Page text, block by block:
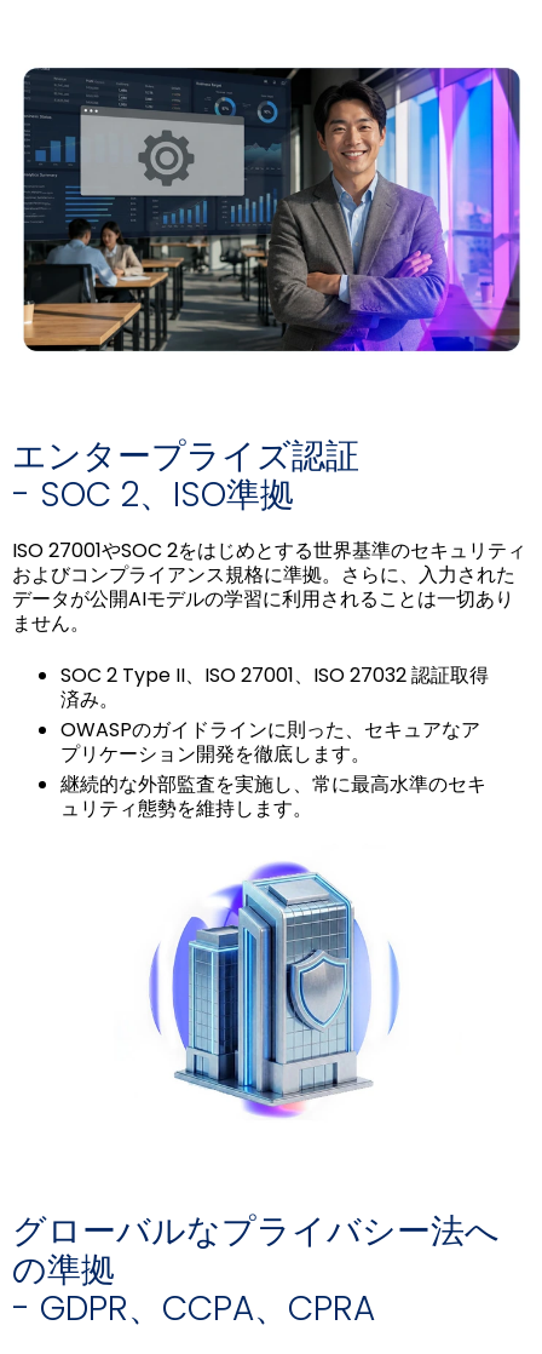
エンタープライズ認証
- SOC 2、ISO準拠
ISO 27001やSOC 2をはじめとする世界基準のセキュリティ
およびコンプライアンス規格に準拠。さらに、入力された
データが公開AIモデルの学習に利用されることは一切あり
ません。
SOC 2 Type II、ISO 27001、ISO 27032 認証取得
済み。
OWASPのガイドラインに則った、セキュアなア
プリケーション開発を徹底します。
継続的な外部監査を実施し、常に最高水準のセキ
ュリティ態勢を維持します。
グローバルなプライバシー法へ
の準拠
- GDPR、CCPA、CPRA